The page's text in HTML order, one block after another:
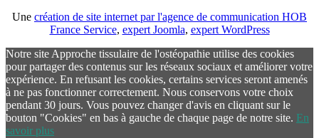
Une création de site internet par l'agence de communication HOB
France Service, expert Joomla, expert WordPress
Notre site Approche tissulaire de l'ostéopathie utilise des cookies
pour partager des contenus sur les réseaux sociaux et améliorer votre
expérience. En refusant les cookies, certains services seront amenés
à ne pas fonctionner correctement. Nous conservons votre choix
pendant 30 jours. Vous pouvez changer d'avis en cliquant sur le
bouton "Cookies" en bas à gauche de chaque page de notre site. En
savoir plus